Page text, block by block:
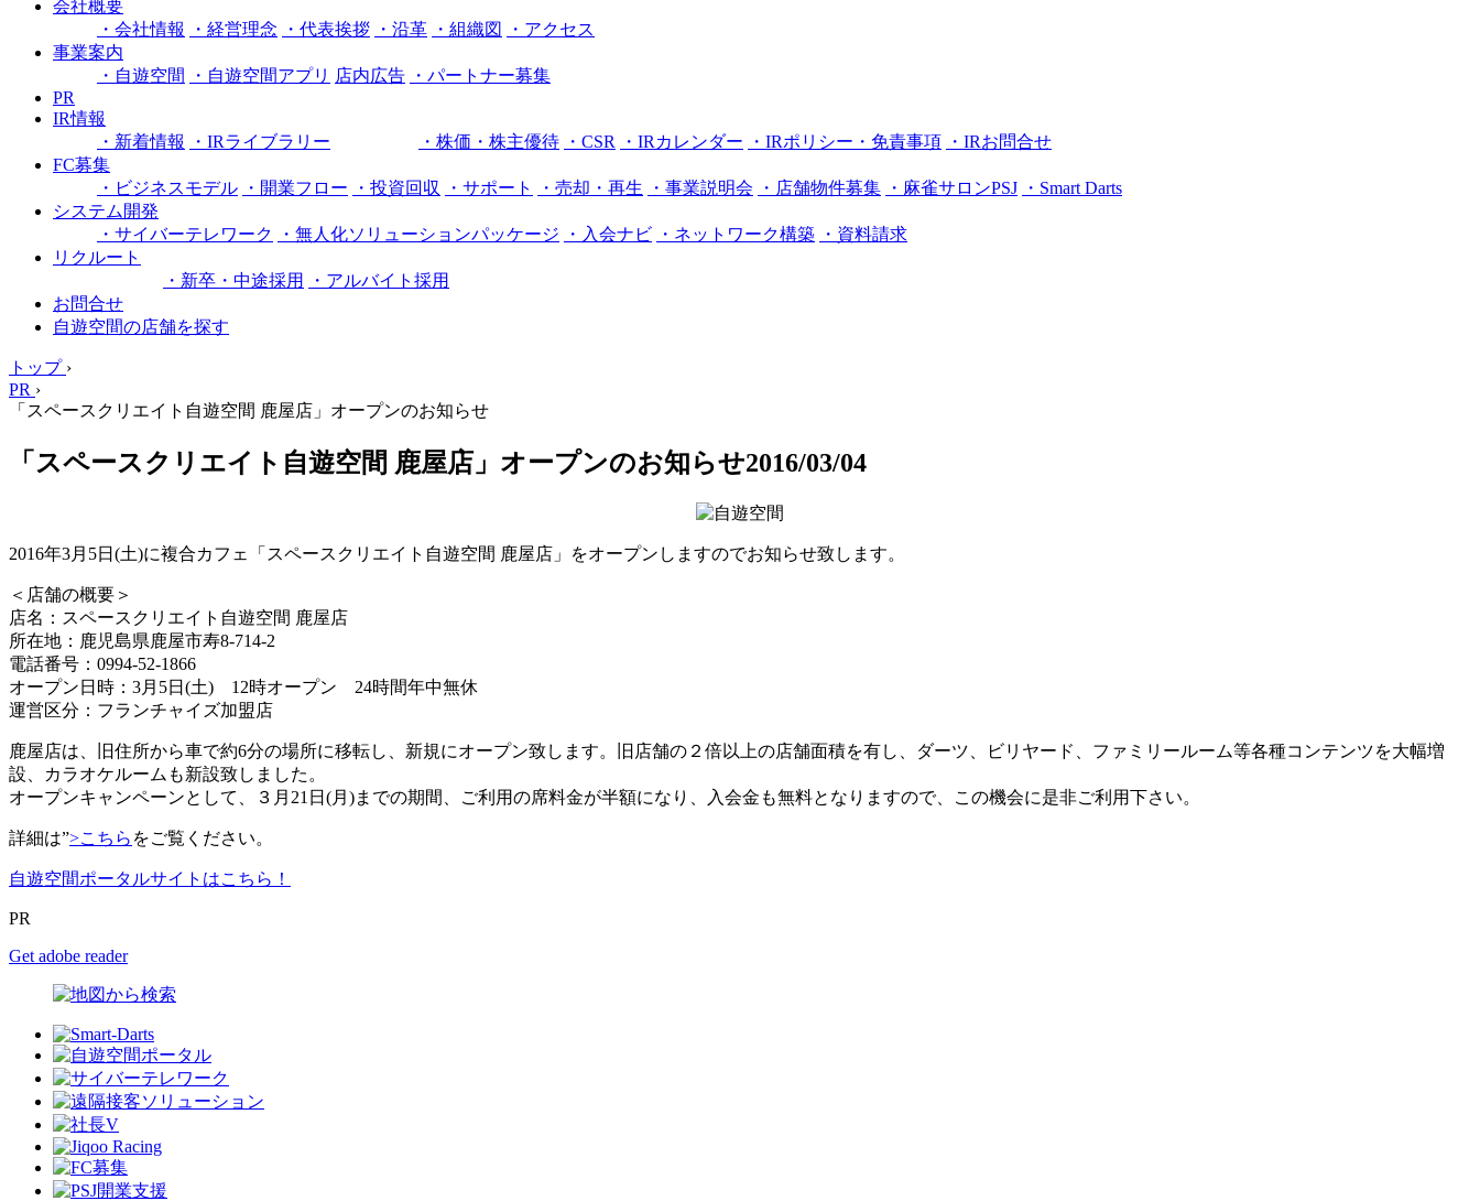
会社概要
・会社情報
・経営理念 ・代表挨拶 ・沿革 ・組織図
・アクセス
事業案内
・自遊空間
・自遊空間アプリ 店内広告
・パートナー募集
PR
IR情報
・新着情報
・IRライブラリー ・株価・株主優待 ・CSR ・IRカレンダー ・IRポリシー・免責事項
・IRお問合せ
FC募集
・ビジネスモデル
・開業フロー ・投資回収 ・サポート ・売却・再生 ・事業説明会 ・店舗物件募集 ・麻雀サロンPSJ
・Smart Darts
システム開発
・サイバーテレワーク
・無人化ソリューションパッケージ ・入会ナビ ・ネットワーク構築
・資料請求
リクルート
・新卒・中途採用
・アルバイト採用
お問合せ
自遊空間の店舗を探す
トップ ›
PR ›
「スペースクリエイト自遊空間 鹿屋店」オープンのお知らせ
「スペースクリエイト自遊空間 鹿屋店」オープンのお知らせ2016/03/04
2016年3月5日(土)に複合カフェ「スペースクリエイト自遊空間 鹿屋店」をオープンしますのでお知らせ致します。
＜店舗の概要＞
店名：スペースクリエイト自遊空間 鹿屋店
所在地：鹿児島県鹿屋市寿8-714-2
電話番号：0994-52-1866
オープン日時：3月5日(土) 12時オープン 24時間年中無休
運営区分：フランチャイズ加盟店
鹿屋店は、旧住所から車で約6分の場所に移転し、新規にオープン致します。旧店舗の２倍以上の店舗面積を有し、ダーツ、ビリヤード、ファミリールーム等各種コンテンツを大幅増
設、カラオケルームも新設致しました。
オープンキャンペーンとして、３月21日(月)までの期間、ご利用の席料金が半額になり、入会金も無料となりますので、この機会に是非ご利用下さい。
詳細は”>こちら をご覧ください。
自遊空間ポータルサイトはこちら！
PR
Get adobe reader